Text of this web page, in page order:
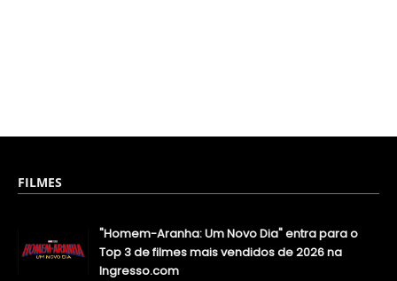
FILMES
"Homem-Aranha: Um Novo Dia" entra para o
Top 3 de filmes mais vendidos de 2026 na
Ingresso.com